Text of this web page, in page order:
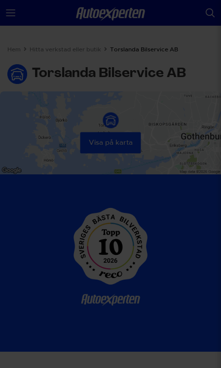
Hem Hitta verkstad eller butik Torslanda Bilservice AB
Torslanda Bilservice AB
Visa på karta